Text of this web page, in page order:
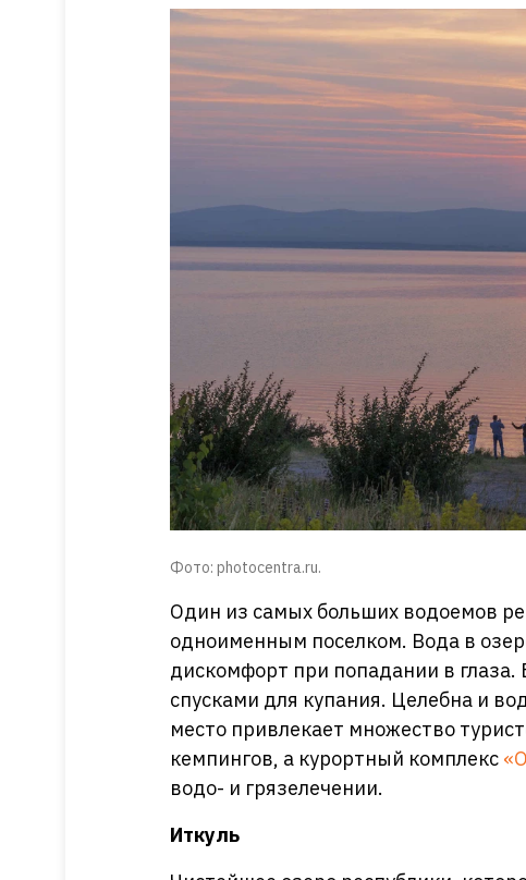
Фото: photocentra.ru.
Один из самых больших водоемов
одноименным поселком. Вода в
дискомфорт при попадании в
спусками для купания. Целебна и
место привлекает множество
кемпингов, а курортный комплекс
водо- и грязелечении.
Иткуль